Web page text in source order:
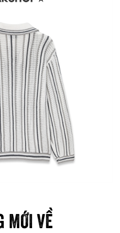
MỚI VỀ